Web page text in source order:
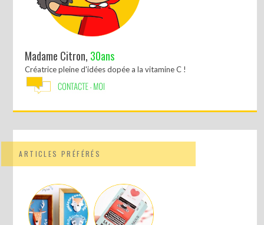
Madame Citron, 30ans
Créatrice pleine d'idées dopée a la vitamine C !
ARTICLES PRÉFÉRÉS